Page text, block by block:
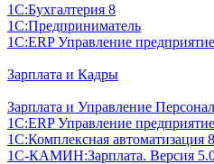
1С:Бухгалтерия 8
1С:Предприниматель
1С:ERP Управление
Зарплата и Кадры
Зарплата и Управление
1С:ERP Управление
1С:Комплексная автоматизация 8
1С-КАМИН:Зарплата. Версия